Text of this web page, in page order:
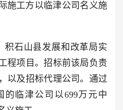
施工方以临津公司名义施
积石山县发展和改革局实
程项目。招标前该局负责
以及招标代理公司。通过
临津公司以699万元中